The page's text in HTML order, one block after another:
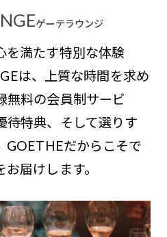
ゲーテラウンジ
を満たす特別な体験
は、上質な時間を求め
無料の会員制サービ
待特典、そして選りす
GOETHEだからこそで
届けします。